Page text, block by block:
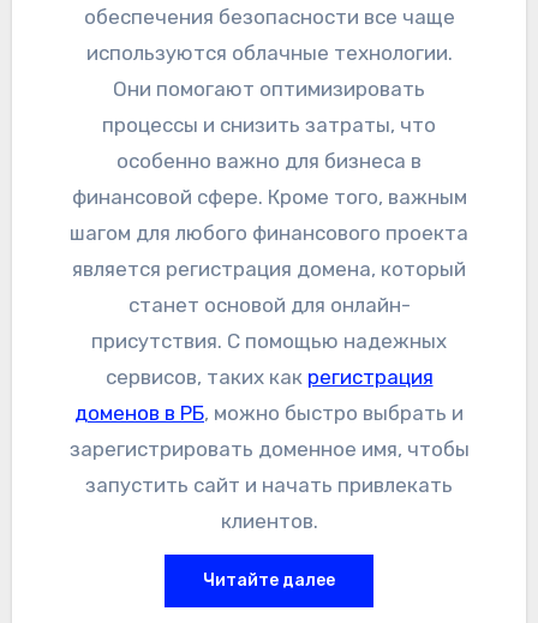
обеспечения безопасности все чаще
используются облачные технологии.
Они помогают оптимизировать
процессы и снизить затраты, что
особенно важно для бизнеса в
финансовой сфере. Кроме того, важным
шагом для любого финансового проекта
является регистрация домена, который
станет основой для онлайн-
присутствия. С помощью надежных
сервисов, таких как регистрация
доменов в РБ, можно быстро выбрать и
зарегистрировать доменное имя, чтобы
запустить сайт и начать привлекать
клиентов.
Читайте далее